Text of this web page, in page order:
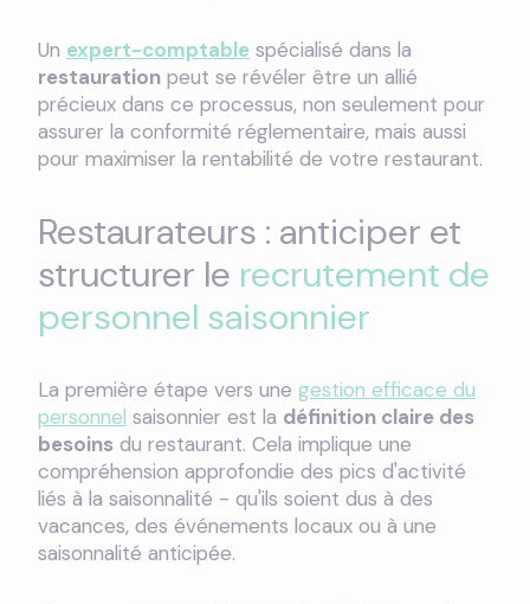
Un expert-comptable spécialisé dans la
restauration peut se révéler être un allié
précieux dans ce processus, non seulement pour
assurer la conformité réglementaire, mais aussi
pour maximiser la rentabilité de votre restaurant.
Restaurateurs : anticiper et
structurer le recrutement de
personnel saisonnier
La première étape vers une gestion efficace du
personnel saisonnier est la définition claire des
besoins du restaurant. Cela implique une
compréhension approfondie des pics d'activité
liés à la saisonnalité - qu'ils soient dus à des
vacances, des événements locaux ou à une
saisonnalité anticipée.